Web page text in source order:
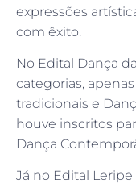
expressões
com êxito.
No Edital Dança
categorias,
tradicionais e
houve inscritos
Dança
Já no Edital